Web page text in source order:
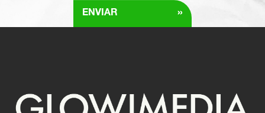
ENVIAR »